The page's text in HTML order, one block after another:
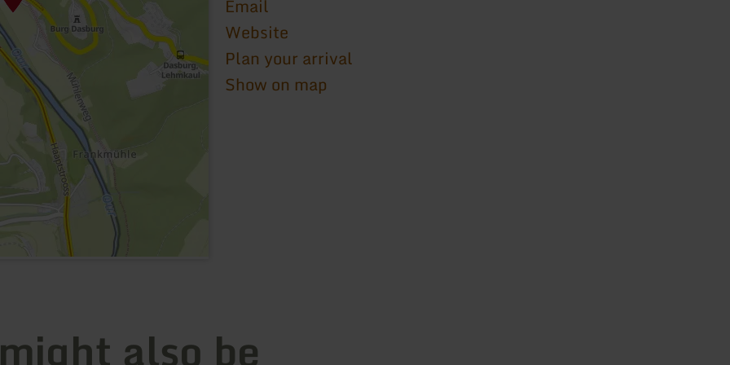
Email
Website
Plan your arrival
Show on map
also be